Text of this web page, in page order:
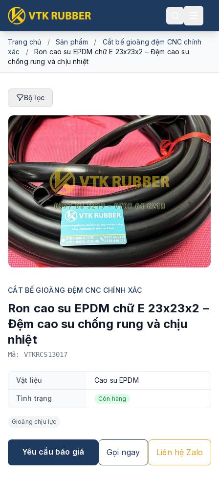
Trang chủ / Sản phẩm /
Cắt bế gioăng đệm CNC chính
xác
/
Ron cao su EPDM chữ E 23x23x2 – Đệm cao su
chống rung và chịu nhiệt
Bộ lọc
CẮT BẾ GIOĂNG ĐỆM CNC CHÍNH XÁC
Ron cao su EPDM chữ E 23x23x2 –
Đệm cao su chống rung và chịu
nhiệt
Mã: VTKRCS13017
Vật liệu Cao su EPDM
Tình trạng Còn hàng
Gioăng chịu lực
Yêu cầu báo giá Gọi ngay Liên hệ Zalo